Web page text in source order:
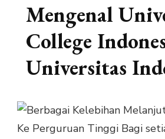
Mengenal
College
Universitas